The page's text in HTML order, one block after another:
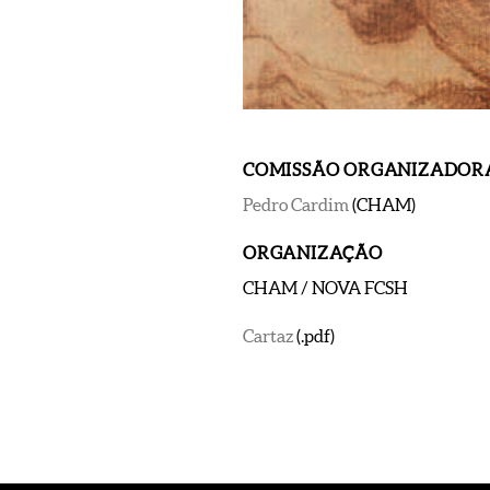
COMISSÃO
Pedro Cardim (CHAM)
ORGANIZAÇÃO
CHAM / NOVA FCSH
Cartaz(.pdf)